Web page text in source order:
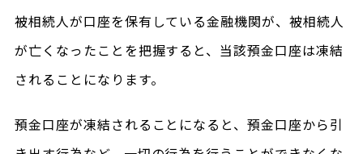
被相続人が口座を保有している金融機関が、被相続人
が亡くなったことを把握すると、当該預金口座は凍結
されることになります。
預金口座が凍結されることになると、預金口座から引